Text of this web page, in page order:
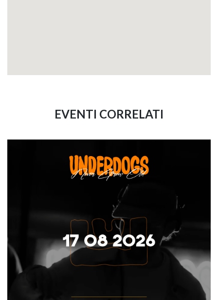
EVENTI CORRELATI